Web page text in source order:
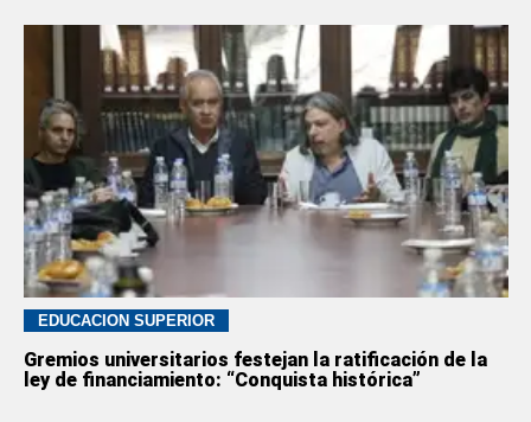
EDUCACION SUPERIOR
Gremios universitarios festejan la ratificación de la
ley de financiamiento: “Conquista histórica”